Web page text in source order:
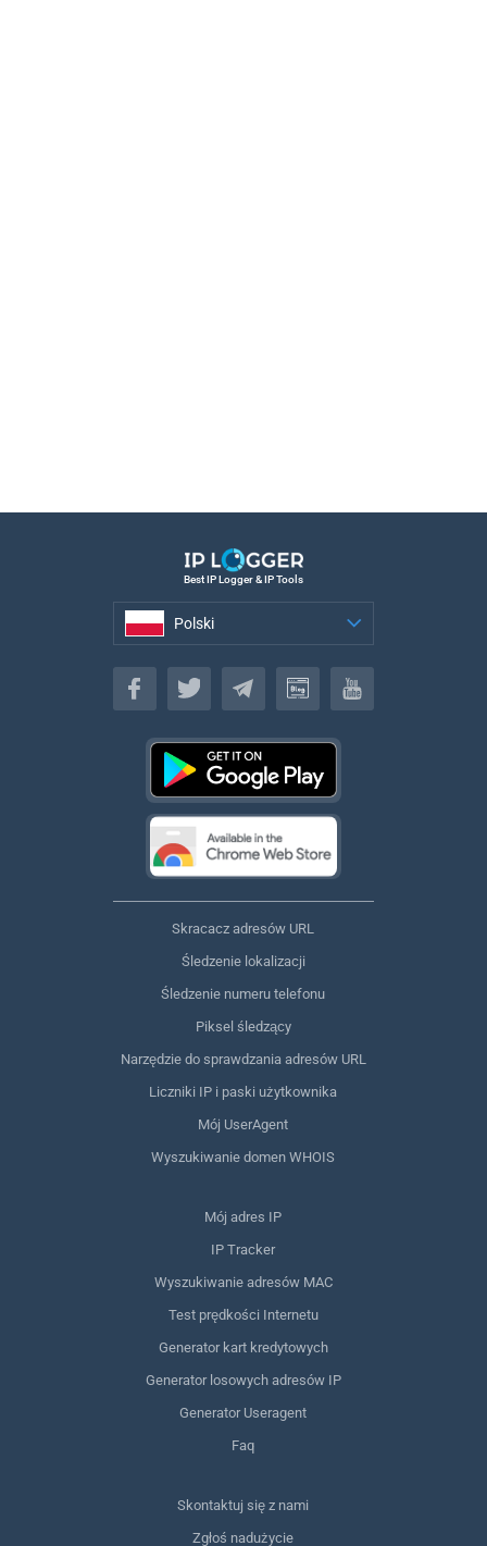
Best IP Logger & IP Tools
Polski
Polski
Skracacz adresów URL
Śledzenie lokalizacji
Śledzenie numeru telefonu
Piksel śledzący
Narzędzie do sprawdzania adresów URL
Liczniki IP i paski użytkownika
Mój UserAgent
Wyszukiwanie domen WHOIS
Mój adres IP
IP Tracker
Wyszukiwanie adresów MAC
Test prędkości Internetu
Generator kart kredytowych
Generator losowych adresów IP
Generator Useragent
Faq
Skontaktuj się z nami
Zgłoś nadużycie